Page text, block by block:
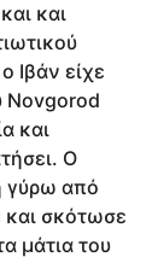
και
Ιβάν είχε
Novgorod
και
Ο
γύρω από
και σκότωσε
μάτια του